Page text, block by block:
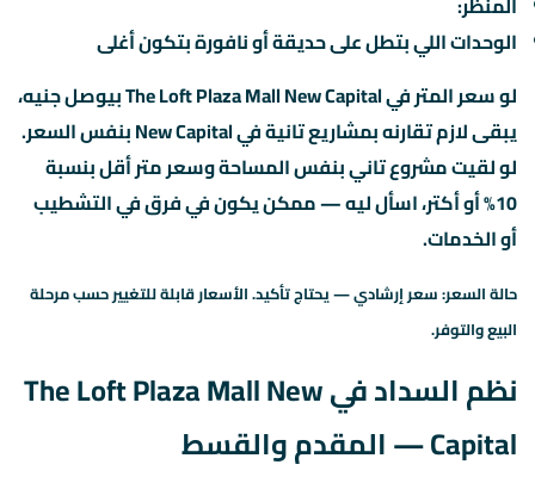
الوحدات اللي بتطل على حديقة أو نافورة بتكون أغلى
لو سعر المتر في The Loft Plaza Mall New Capital بيوصل جنيه،
يبقى لازم تقارنه بمشاريع تانية في New Capital بنفس السعر.
لو لقيت مشروع تاني بنفس المساحة وسعر متر أقل بنسبة
10% أو أكتر، اسأل ليه — ممكن يكون في فرق في التشطيب
أو الخدمات.
حالة السعر: سعر إرشادي — يحتاج تأكيد. الأسعار قابلة للتغيير حسب مرحلة
البيع والتوفر.
نظم السداد في The Loft Plaza Mall New
Capital — المقدم والقسط